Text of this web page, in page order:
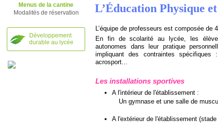
Menus de la cantine
Modalités de réservation
Développement
durable au lycée
L’Éducation Physique
L’équipe de professeurs est composée
En fin de scolarité au lycée, les
autonomes dans leur pratique
impliquant des contraintes
acrosport...
Les installations sportives
A l'intérieur de l'établissement :
Un gymnase et une salle de
A l'extérieur de l'établissement